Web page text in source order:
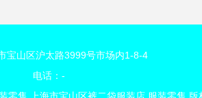
宝山区沪太路3999号市场内1-8-4
电话：-